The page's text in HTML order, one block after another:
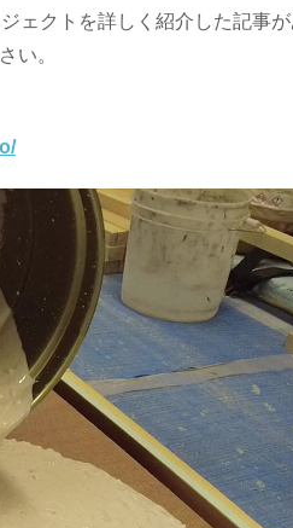
ェクトを詳しく紹介した記事
い。